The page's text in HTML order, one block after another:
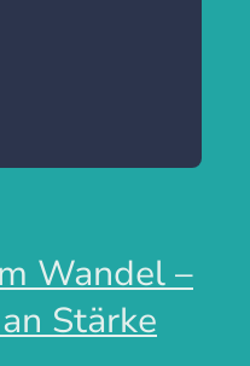
Wandel –
Stärke